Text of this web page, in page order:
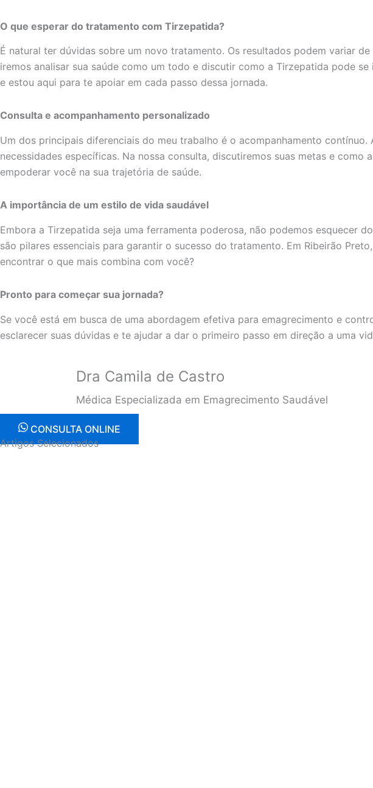
O que esperar do tratamento com Tirzepatida?
É natural ter dúvidas sobre um novo tratamento. Os resultados podem variar
iremos analisar sua saúde como um todo e discutir como a Tirzepatida pode
e estou aqui para te apoiar em cada passo dessa jornada.
Consulta e acompanhamento personalizado
Um dos principais diferenciais do meu trabalho é o acompanhamento
necessidades específicas. Na nossa consulta, discutiremos suas metas e
empoderar você na sua trajetória de saúde.
A importância de um estilo de vida saudável
Embora a Tirzepatida seja uma ferramenta poderosa, não podemos esquecer
são pilares essenciais para garantir o sucesso do tratamento. Em Ribeirão
encontrar o que mais combina com você?
Pronto para começar sua jornada?
Se você está em busca de uma abordagem efetiva para emagrecimento e
esclarecer suas dúvidas e te ajudar a dar o primeiro passo em direção a uma
Dra Camila de Castro
Médica Especializada em Emagrecimento Saudável
CONSULTA ONLINE
Artigos Selecionados